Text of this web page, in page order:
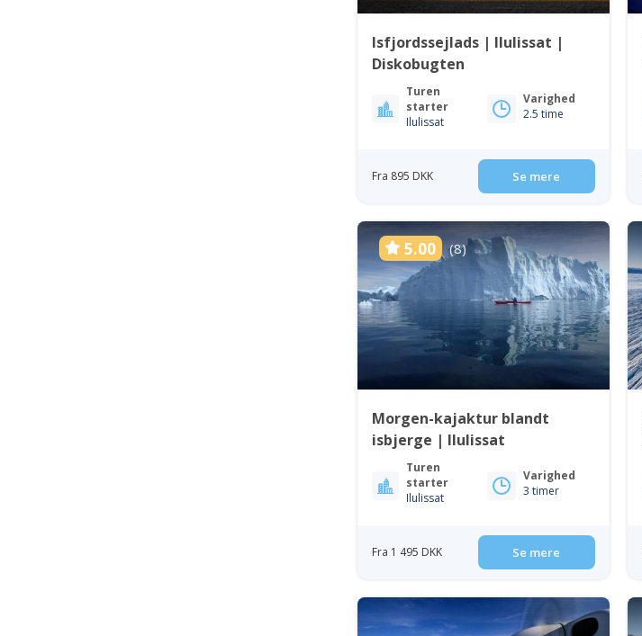
Isfjordssejlads | Ilulissat |
Diskobugten
Turen
starter
Ilulissat
Varighed
2.5 time
Fra 895 DKK Se mere
5.00 (8)
Morgen-kajaktur blandt
isbjerge | Ilulissat
Turen
starter
Ilulissat
Varighed
3 timer
Fra 1 495 DKK Se mere